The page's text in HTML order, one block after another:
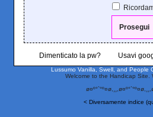
Dimenticato la pw? Usavi
Lussumo Vanilla, Swell, and People
Welcome to the Handicap Site.
< Diversamente indice